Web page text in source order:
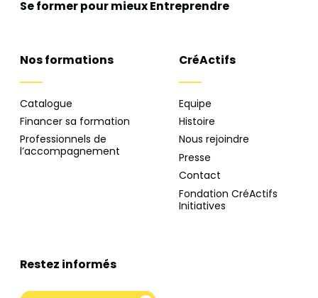
Se former pour mieuxEntreprendre
Nos formations
Catalogue
Financer sa formation
Professionnels de
l’accompagnement
CréActifs
Equipe
Histoire
Nous rejoindre
Presse
Contact
Fondation CréActifs
Initiatives
Restez informés